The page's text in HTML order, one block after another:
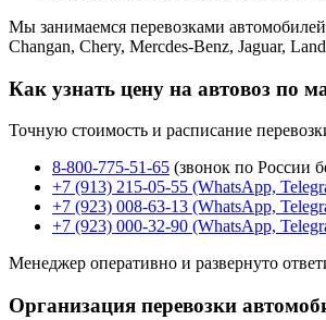
Мы занимаемся перевозками
Changan, Chery, Mercdes-Benz, Jaguar,
Как узнать цену на автовоз по
Точную стоимость и расписание
8-800-775-51-65 (звонок по России
+7 (913) 215-05-55 (WhatsApp,
+7 (923) 008-63-13 (WhatsApp,
+7 (923) 000-32-90 (WhatsApp,
Менеджер оперативно и развернуто
Организация перевозки